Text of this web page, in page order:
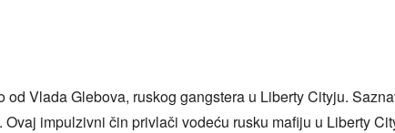
Vlada Glebova, ruskog gangstera u Liberty Cityju.
impulzivni čin privlači vodeću rusku mafiju u Liberty